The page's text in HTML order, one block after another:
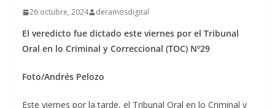
26 octubre, 2024 deramosdigital
El veredicto fue dictado este viernes por el Tribunal
Oral en lo Criminal y Correccional (TOC) Nº29
Foto/Andrés Pelozo
Este viernes por la tarde, el Tribunal Oral en lo Criminal y